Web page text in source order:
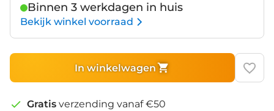
Binnen 3 werkdagen in huis
Bekijk winkel voorraad
In winkelwagen
Gratis verzending vanaf €50